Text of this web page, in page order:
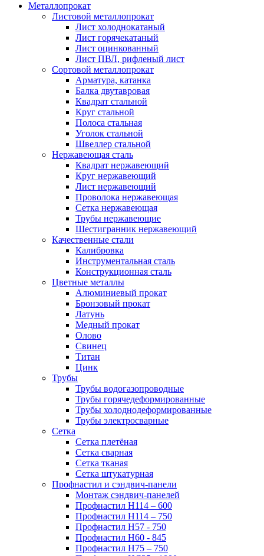
Металлопрокат
Листовой металлопрокат
Лист холоднокатаный
Лист горячекатаный
Лист оцинкованный
Лист ПВЛ, рифленый лист
Сортовой металлопрокат
Арматура, катанка
Балка двутавровая
Квадрат стальной
Круг стальной
Полоса стальная
Уголок стальной
Швеллер стальной
Нержавеющая сталь
Квадрат нержавеющий
Круг нержавеющий
Лист нержавеющий
Проволока нержавеющая
Сетка нержавеющая
Трубы нержавеющие
Шестигранник нержавеющий
Качественные стали
Калибровка
Инструментальная сталь
Конструкционная сталь
Цветные металлы
Алюминиевый прокат
Бронзовый прокат
Латунь
Медный прокат
Олово
Свинец
Титан
Цинк
Трубы
Трубы водогазопроводные
Трубы горячедеформированные
Трубы холоднодеформированные
Трубы электросварные
Сетка
Сетка плетёная
Сетка сварная
Сетка тканая
Сетка штукатурная
Профнастил и сэндвич-панели
Монтаж сэндвич-панелей
Профнастил Н114 – 600
Профнастил Н114 – 750
Профнастил Н57 - 750
Профнастил Н60 - 845
Профнастил Н75 – 750